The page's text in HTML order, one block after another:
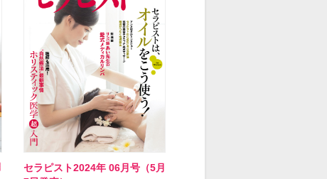
セラピスト2024年 06月号（5月